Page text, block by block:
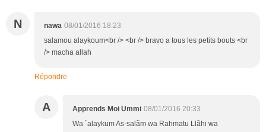
N nawa 08/01/2016 18:23
salamou alaykoum<br /> <br /> bravo a tous les petits bouts <br
/> macha allah
Répondre
A Apprends Moi Ummi 08/01/2016 20:33
Wa `alaykum As-salãm wa Rahmatu Llãhi wa